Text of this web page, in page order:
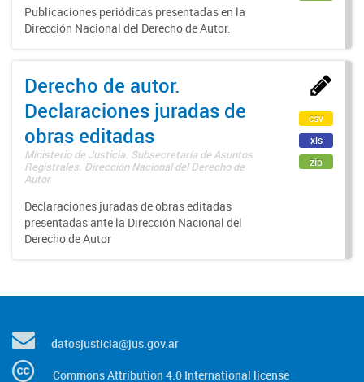
Publicaciones periódicas presentadas en la
Dirección Nacional del Derecho de Autor.
Derecho de autor.
Declaraciones juradas de
obras editadas
Ministerio de Justicia. Subsecretaría de Asuntos
Registrales. Dirección Nacional del Derecho de
Autor
Declaraciones juradas de obras editadas
presentadas ante la Dirección Nacional del
Derecho de Autor
csv
xls
zip
datosjusticia@jus.gov.ar
Commons Attribution 4.0 International license